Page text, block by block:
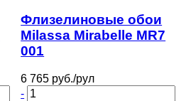
Флизелиновые обои
Milassa Mirabelle MR7
001
6 765 руб./рул
-